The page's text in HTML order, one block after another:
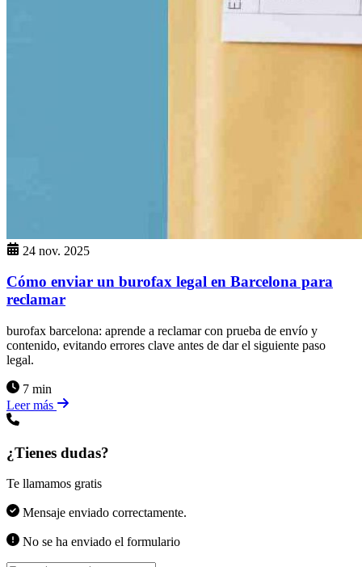
24 nov. 2025
Cómo enviar un burofax legal en Barcelona para
reclamar
burofax barcelona: aprende a reclamar con prueba de envío y
contenido, evitando errores clave antes de dar el siguiente paso
legal.
7 min
Leer más
¿Tienes dudas?
Te llamamos gratis
Mensaje enviado correctamente.
No se ha enviado el formulario